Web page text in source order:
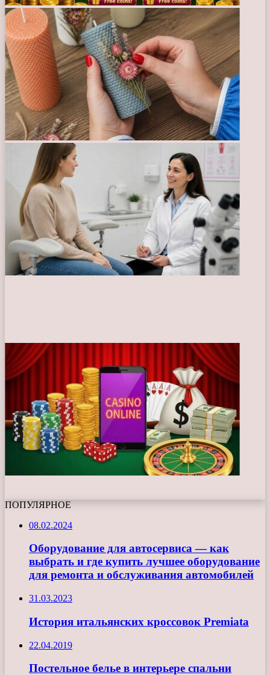
ПОПУЛЯРНОЕ
08.02.2024
Оборудование для автосервиса — как
выбрать и где купить лучшее оборудование
для ремонта и обслуживания автомобилей
31.03.2023
История итальянских кроссовок Premiata
22.04.2019
Постельное белье в интерьере спальни